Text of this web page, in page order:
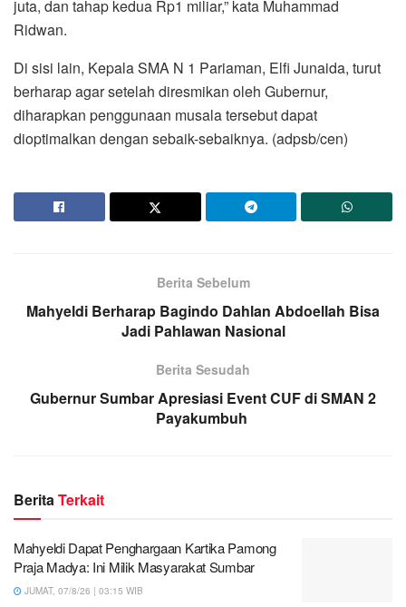
juta, dan tahap kedua Rp1 miliar,” kata Muhammad
Ridwan.
Di sisi lain, Kepala SMA N 1 Pariaman, Elfi Junaida, turut
berharap agar setelah diresmikan oleh Gubernur,
diharapkan penggunaan musala tersebut dapat
dioptimalkan dengan sebaik-sebaiknya. (adpsb/cen)
Berita Sebelum
Mahyeldi Berharap Bagindo Dahlan Abdoellah Bisa
Jadi Pahlawan Nasional
Berita Sesudah
Gubernur Sumbar Apresiasi Event CUF di SMAN 2
Payakumbuh
BeritaTerkait
Mahyeldi Dapat Penghargaan Kartika Pamong
Praja Madya: Ini Milik Masyarakat Sumbar
JUMAT, 07/8/26 | 03:15 WIB